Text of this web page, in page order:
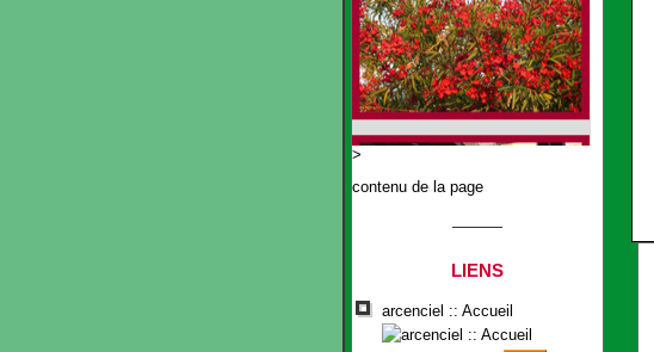
>
contenu de la page
LIENS
arcenciel :: Accueil